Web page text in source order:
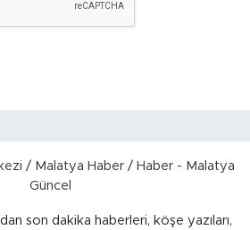
son dakika haberleri, köşe yazıları,